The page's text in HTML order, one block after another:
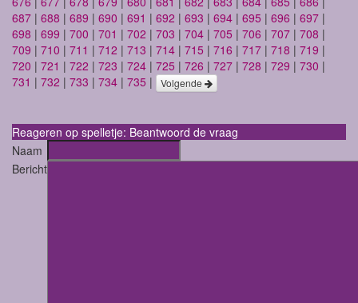
687 | 688 | 689 | 690 | 691 | 692 | 693 | 694 | 695 | 696 | 697 |
698 | 699 | 700 | 701 | 702 | 703 | 704 | 705 | 706 | 707 | 708 |
709 | 710 | 711 | 712 | 713 | 714 | 715 | 716 | 717 | 718 | 719 |
720 | 721 | 722 | 723 | 724 | 725 | 726 | 727 | 728 | 729 | 730 |
731 | 732 | 733 | 734 | 735 | Volgende
Reageren op spelletje: Beantwoord de vraag
Naam
Bericht